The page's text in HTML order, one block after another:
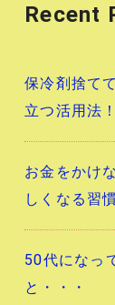
Recent
保冷剤捨て
立つ活用法！
お金をかけ
しくなる習
50代になっ
と・・・